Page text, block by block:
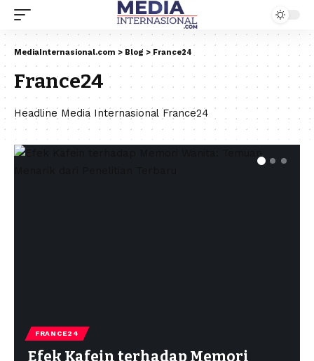
MediaInternasional.com > Blog > France24
France24
Headline Media Internasional France24
FRANCE24
Efek Kafein terhadap Memori